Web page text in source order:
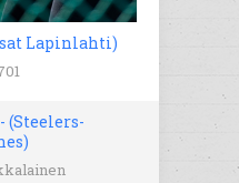
Lapinlahti)
- (Steelers-